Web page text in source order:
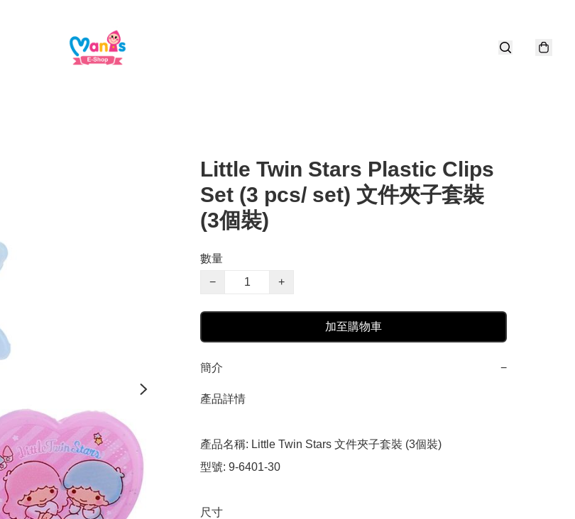
Little Twin Stars Plastic Clips
Set (3 pcs/ set) 文件夾子套裝
(3個裝)
數量
−
+
加至購物車
簡介 −
產品詳情
產品名稱: Little Twin Stars 文件夾子套裝 (3個裝)
型號: 9-6401-30
尺寸